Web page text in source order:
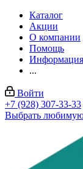
Каталог
Акции
О компании
Помощь
Информация
...
Войти
+7 (928) 307-33-33
Выбрать